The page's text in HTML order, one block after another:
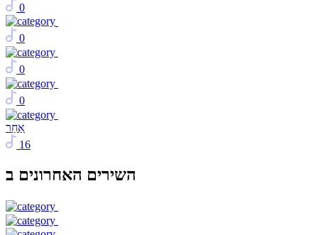
0
0
0
0
אַחֵר
16
השירים האחרונים ב